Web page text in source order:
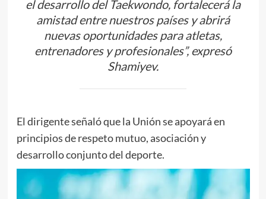
el desarrollo del Taekwondo, fortalecerá la
amistad entre nuestros países y abrirá
nuevas oportunidades para atletas,
entrenadores y profesionales”, expresó
Shamiyev.
El dirigente señaló que la Unión se apoyará en
principios de respeto mutuo, asociación y
desarrollo conjunto del deporte.